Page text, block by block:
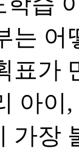
는 어
표가
아이
가장